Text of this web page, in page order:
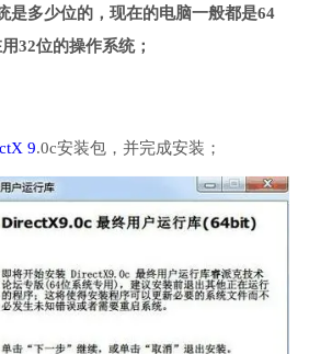
是多少位的，现在的电脑一般都是64
32位的操作系统；
9.0c安装包，并完成安装；